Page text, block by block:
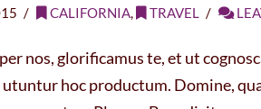
CALIFORNIA, TRAVEL
nos, glorificamus te, et ut
hoc productum. Domine,